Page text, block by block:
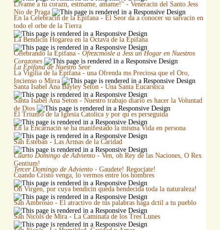
Llvame a tu corazn, estmame, amame!" - Veneracin del Santo Jess
Nio de Praga
En la Celebracin de la Epifana - El Seor da a conocer su salvacin en
todo el orbe de la Tierra
La Bendicin Hogarea en la Octava de la Epifana
Celebrando la Epifana - Ofrezcmosle a Jess un Hogar en Nuestros
Corazones
La Epifana de Nuestro Seor
La Vigilia de la Epifana - una Ofrenda ms Preciosa que el Oro,
Incienso o Mirra
Santa Isabel Ana Bayley Seton - Una Santa Eucarstica
Santa Isabel Ana Seton - Nuestro trabajo diario es hacer la Voluntad
de Dios
El Triunfo de la Iglesia Catolica y por qu es perseguida
En la Encarnacin se ha manifestado la misma Vida en persona
San Esteban - Las Armas de la Caridad
Cuarto Domingo de Adviento - Ven, oh Rey de las Naciones, O Rex
Gentium!
Tercer Domingo de Adviento - Gaudete! Regocjate!
Cuando Cristo venga, lo vermos entre los hombres
Oh Virgen, por cuya bendicin queda bendecida toda la naturaleza!
San Ambrosio - El atractivo de tus palabras haga dctil a tu pueblo
San Nicols de Mira - La Caminata de los Tres Lunes